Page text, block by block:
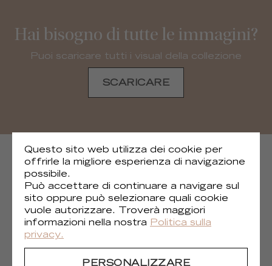
Hai bisogno di tutte le immagini?
Puoi scaricare tutti i visual della collezione
SCARICARE
COLLEZIONI SUCCESSIVE
Questo sito web utilizza dei cookie per
offrirle la migliore esperienza di navigazione
possibile.
Può accettare di continuare a navigare sul
sito oppure può selezionare quali cookie
vuole autorizzare. Troverà maggiori
informazioni nella nostra Politica sulla
privacy.
PERSONALIZZARE